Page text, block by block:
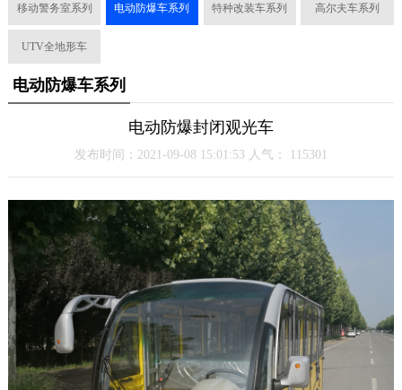
移动警务室系列 电动防爆车系列 特种改装车系列 高尔夫车系列
UTV全地形车
电动防爆车系列
电动防爆封闭观光车
发布时间：2021-09-08 15:01:53 人气： 115301